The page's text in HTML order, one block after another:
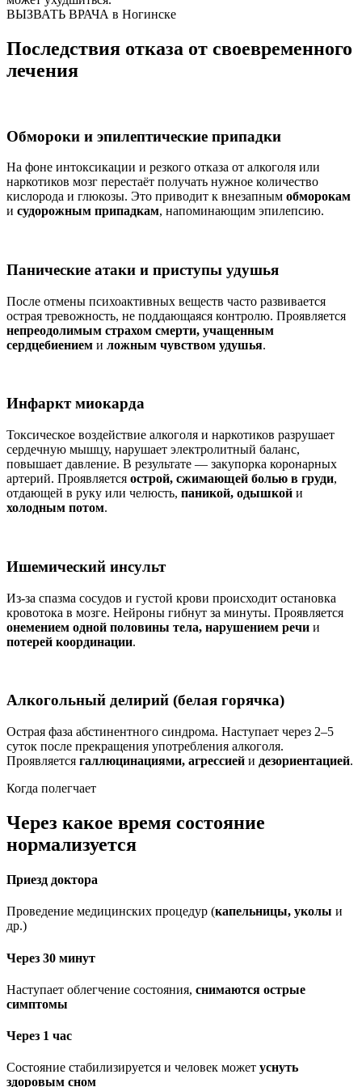
ВЫЗВАТЬ ВРАЧА в Ногинске
Последствия отказа от своевременного
лечения
Обмороки и эпилептические припадки
На фоне интоксикации и резкого отказа от алкоголя или
наркотиков мозг перестаёт получать нужное количество
кислорода и глюкозы. Это приводит к внезапным обморокам
и судорожным припадкам, напоминающим эпилепсию.
Панические атаки и приступы удушья
После отмены психоактивных веществ часто развивается
острая тревожность, не поддающаяся контролю. Проявляется
непреодолимым страхом смерти, учащенным
сердцебиением и ложным чувством удушья.
Инфаркт миокарда
Токсическое воздействие алкоголя и наркотиков разрушает
сердечную мышцу, нарушает электролитный баланс,
повышает давление. В результате — закупорка коронарных
артерий. Проявляется острой, сжимающей болью в груди,
отдающей в руку или челюсть, паникой, одышкой и
холодным потом.
Ишемический инсульт
Из-за спазма сосудов и густой крови происходит остановка
кровотока в мозге. Нейроны гибнут за минуты. Проявляется
онемением одной половины тела, нарушением речи и
потерей координации.
Алкогольный делирий (белая горячка)
Острая фаза абстинентного синдрома. Наступает через 2–5
суток после прекращения употребления алкоголя.
Проявляется галлюцинациями, агрессией и дезориентацией.
Когда полегчает
Через какое время состояние
нормализуется
Приезд доктора
Проведение медицинских процедур (капельницы, уколы и
др.)
Через 30 минут
Наступает облегчение состояния, снимаются острые
симптомы
Через 1 час
Состояние стабилизируется и человек может уснуть
здоровым сном